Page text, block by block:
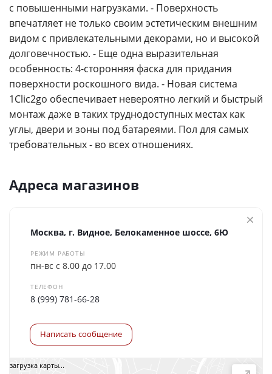
с повышенными нагрузками. - Поверхность
впечатляет не только своим эстетическим внешним
видом с привлекательными декорами, но и высокой
долговечностью. - Еще одна выразительная
особенность: 4-сторонняя фаска для придания
поверхности роскошного вида. - Новая система
1Clic2go обеспечивает невероятно легкий и быстрый
монтаж даже в таких труднодоступных местах как
углы, двери и зоны под батареями. Пол для самых
требовательных - во всех отношениях.
Адреса магазинов
Москва, г. Видное, Белокаменное шоссе, 6Ю
РЕЖИМ РАБОТЫ
пн-вс с 8.00 до 17.00
ТЕЛЕФОН
8 (999) 781-66-28
Написать сообщение
загрузка карты...